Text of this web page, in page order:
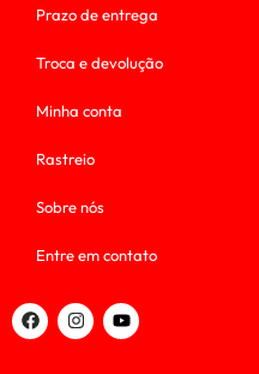
Prazo de entrega
Troca e devolução
Minha conta
Rastreio
Sobre nós
Entre em contato